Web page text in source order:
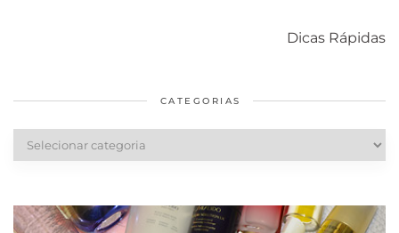
Dicas Rápidas
diários
cabelos
CATEGORIAS
Categorias